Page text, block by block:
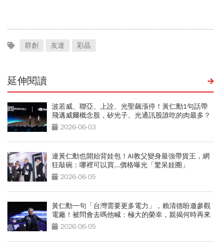
群創 友達 彩晶
延伸閱讀
波若威、聯亞、上詮、光聖飆漲停！黃仁勳1句話帶
飛邁威爾概念股，矽光子、光通訊股誰吃的肉最多？
2026-06-03
連黃仁勳也開始背娃包！AI教父變身最強帶貨王，網
狂敲碗：哪裡可以買...價格曝光「驚呆娃圈」
2026-06-05
黃仁勳一句「台灣需要更多電力」，賴清德盼邀參觀
電廠！被問會去嗎他喊：極大的榮幸，親揭何時再來
台灣2026-06-05